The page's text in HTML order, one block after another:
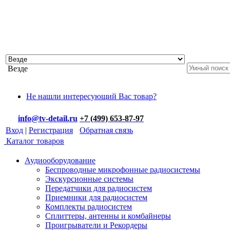
Везде
Не нашли интересующий Вас товар?
info@tv-detail.ru +7 (499) 653-87-97
Вход | Регистрация
Обратная связь
Каталог товаров
Аудиооборудование
Беспроводные микрофонные радиосистемы
Экскурсионные системы
Передатчики для радиосистем
Приемники для радиосистем
Комплекты радиосистем
Сплиттеры, антенны и комбайнеры
Проигрыватели и Рекордеры